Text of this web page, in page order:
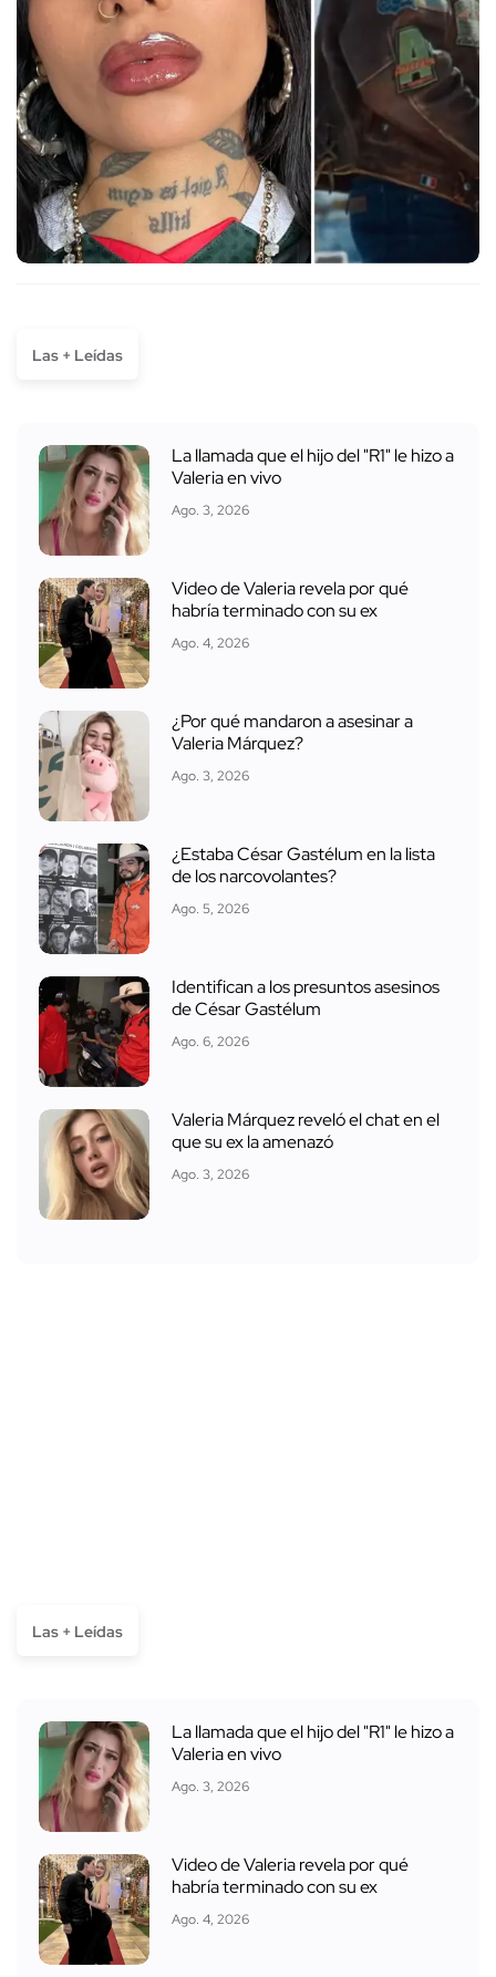
Las + Leídas
La llamada que el hijo del "R1" le hizo a
Valeria en vivo
Ago. 3, 2026
Video de Valeria revela por qué
habría terminado con su ex
Ago. 4, 2026
¿Por qué mandaron a asesinar a
Valeria Márquez?
Ago. 3, 2026
¿Estaba César Gastélum en la lista
de los narcovolantes?
Ago. 5, 2026
Identifican a los presuntos asesinos
de César Gastélum
Ago. 6, 2026
Valeria Márquez reveló el chat en el
que su ex la amenazó
Ago. 3, 2026
Las + Leídas
La llamada que el hijo del "R1" le hizo a
Valeria en vivo
Ago. 3, 2026
Video de Valeria revela por qué
habría terminado con su ex
Ago. 4, 2026